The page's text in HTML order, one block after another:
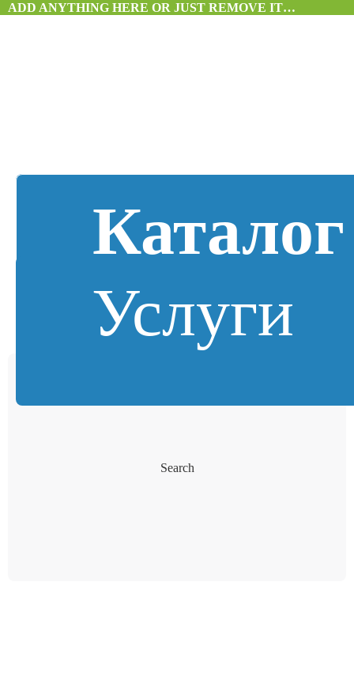
ADD ANYTHING HERE OR JUST REMOVE IT…
Каталог
Услуги
Search